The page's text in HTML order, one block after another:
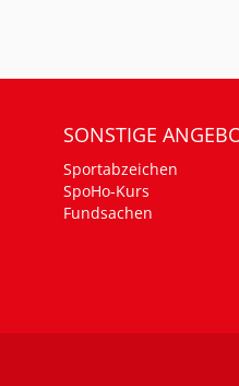
SONSTIGE
Sportabzeichen
SpoHo-Kurs
Fundsachen